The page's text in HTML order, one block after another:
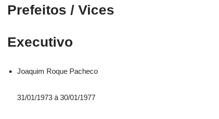
Prefeitos / Vices
Executivo
Joaquim Roque Pacheco
31/01/1973 à 30/01/1977